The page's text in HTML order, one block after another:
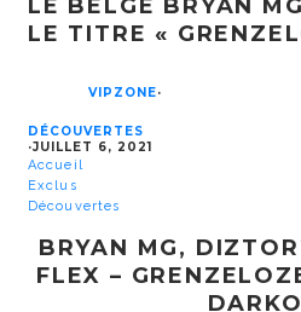
LE BELGE BRYAN
LE TITRE «
VIPZONE·
DÉCOUVERTES
·JUILLET 6, 2021
Accueil
Exclus
Découvertes
BRYAN MG,
FLEX –